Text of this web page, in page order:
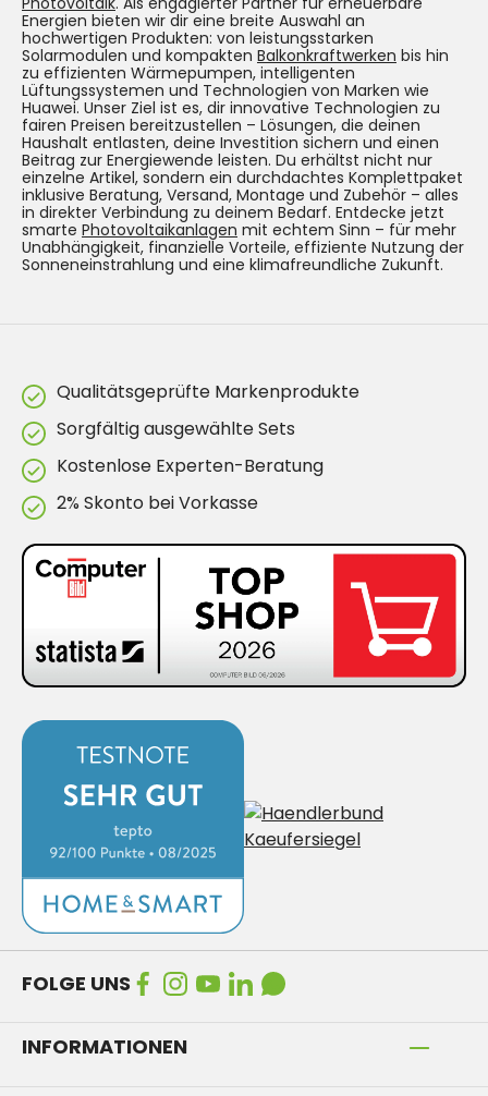
Energien bieten wir dir eine breite Auswahl an
hochwertigen Produkten: von leistungsstarken
Solarmodulen und kompakten Balkonkraftwerken bis hin
zu effizienten Wärmepumpen, intelligenten
Lüftungssystemen und Technologien von Marken wie
Huawei. Unser Ziel ist es, dir innovative Technologien zu
fairen Preisen bereitzustellen – Lösungen, die deinen
Haushalt entlasten, deine Investition sichern und einen
Beitrag zur Energiewende leisten. Du erhältst nicht nur
einzelne Artikel, sondern ein durchdachtes Komplettpaket
inklusive Beratung, Versand, Montage und Zubehör – alles
in direkter Verbindung zu deinem Bedarf. Entdecke jetzt
smarte Photovoltaikanlagen mit echtem Sinn – für mehr
Unabhängigkeit, finanzielle Vorteile, effiziente Nutzung der
Sonneneinstrahlung und eine klimafreundliche Zukunft.
Qualitätsgeprüfte Markenprodukte
Sorgfältig ausgewählte Sets
Kostenlose Experten-Beratung
2% Skonto bei Vorkasse
FOLGE UNS
INFORMATIONEN